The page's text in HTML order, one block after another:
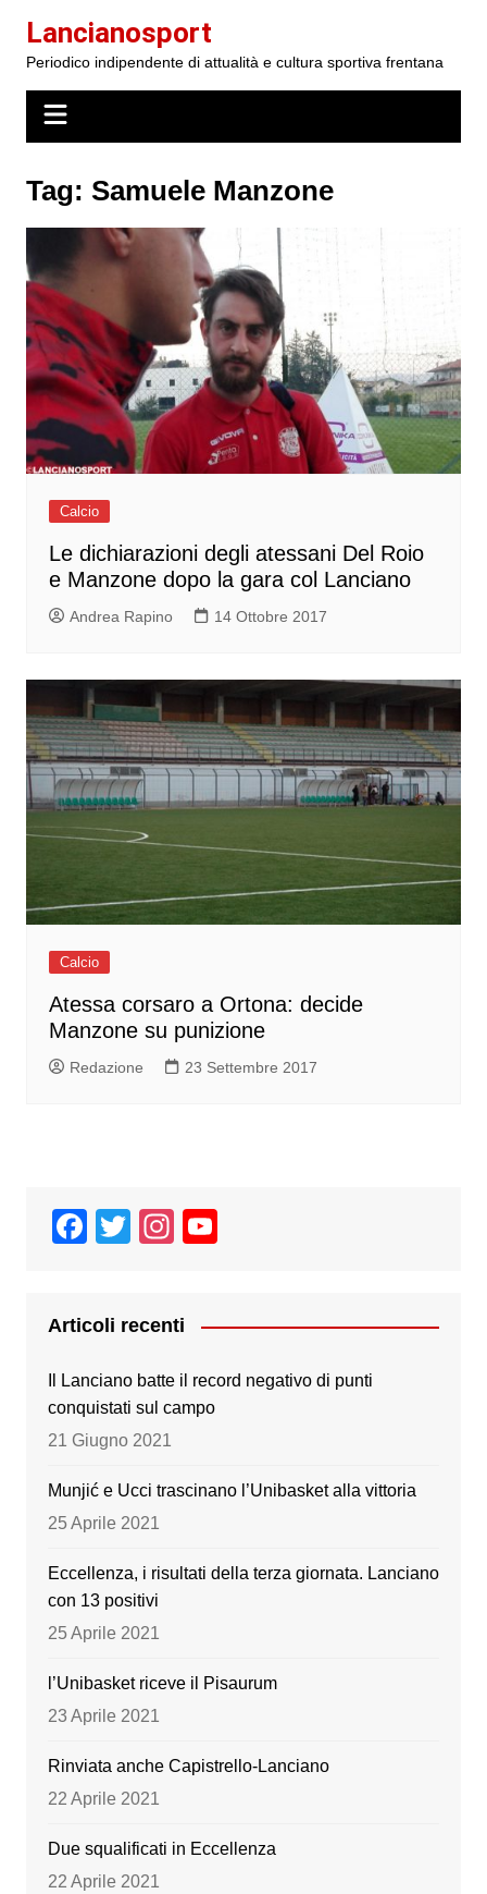
contenuto
Lancianosport
Periodico indipendente di attualità e cultura sportiva frentana
Tag: Samuele Manzone
Calcio
Le dichiarazioni degli atessani Del Roio
e Manzone dopo la gara col Lanciano
Andrea Rapino 14 Ottobre 2017
Calcio
Atessa corsaro a Ortona: decide
Manzone su punizione
Redazione 23 Settembre 2017
F
e
b
o
o
T
er
In
gr
a
m
T
u
Articoli recenti
Il Lanciano batte il record negativo di punti
conquistati sul campo
21 Giugno 2021
Munjić e Ucci trascinano l’Unibasket alla vittoria
25 Aprile 2021
Eccellenza, i risultati della terza giornata. Lanciano
con 13 positivi
25 Aprile 2021
l’Unibasket riceve il Pisaurum
23 Aprile 2021
Rinviata anche Capistrello-Lanciano
22 Aprile 2021
Due squalificati in Eccellenza
22 Aprile 2021